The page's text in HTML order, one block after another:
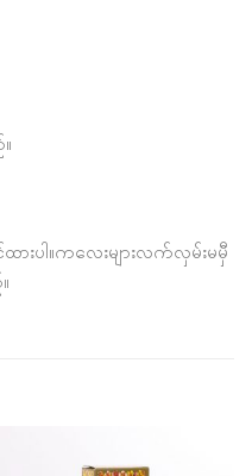
းပါ။ကလေးများလက်လှမ်းမမှီ